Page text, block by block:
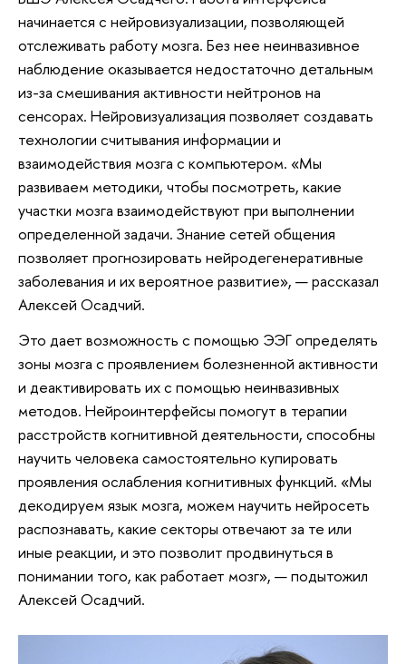
начинается с нейровизуализации, позволяющей
отслеживать работу мозга. Без нее неинвазивное
наблюдение оказывается недостаточно детальным
из-за смешивания активности нейтронов на
сенсорах. Нейровизуализация позволяет создавать
технологии считывания информации и
взаимодействия мозга с компьютером. «Мы
развиваем методики, чтобы посмотреть, какие
участки мозга взаимодействуют при выполнении
определенной задачи. Знание сетей общения
позволяет прогнозировать нейродегенеративные
заболевания и их вероятное развитие», — рассказал
Алексей Осадчий.
Это дает возможность с помощью ЭЭГ определять
зоны мозга с проявлением болезненной активности
и деактивировать их с помощью неинвазивных
методов. Нейроинтерфейсы помогут в терапии
расстройств когнитивной деятельности, способны
научить человека самостоятельно купировать
проявления ослабления когнитивных функций. «Мы
декодируем язык мозга, можем научить нейросеть
распознавать, какие секторы отвечают за те или
иные реакции, и это позволит продвинуться в
понимании того, как работает мозг», — подытожил
Алексей Осадчий.